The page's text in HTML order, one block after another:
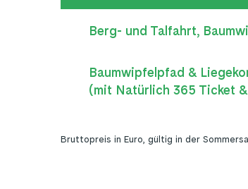
Berg- und Talfahrt,
Baumwipfelpfad &
(mit Natürlich 365 Ticket
Bruttopreis in Euro, gültig in der